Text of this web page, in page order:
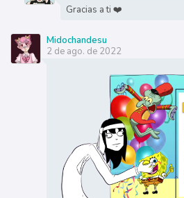
Gracias a ti ❤️
Midochandesu
2 de ago. de 2022